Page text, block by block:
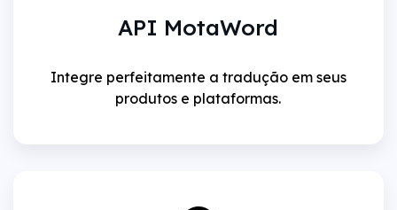
API MotaWord
Integre perfeitamente a tradução em seus
produtos e plataformas.